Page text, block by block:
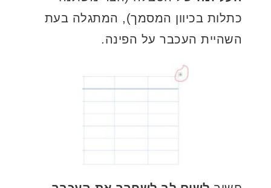
כתלות בכיוון המסמך), המתגלה בעת
השהיית העכבר על הפינה.